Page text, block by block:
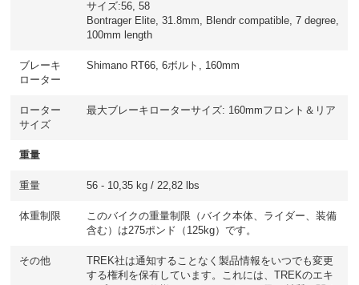
サイズ:56, 58
Bontrager Elite, 31.8mm, Blendr compatible, 7 degree,
100mm length
ブレーキ
ローター
Shimano RT66, 6ボルト, 160mm
ローター
サイズ
最大ブレーキローターサイズ: 160mmフロント＆リア
重量
重量 56 - 10,35 kg / 22,82 lbs
体重制限
このバイクの重量制限（バイク本体、ライダー、装備
含む）は275ポンド（125kg）です。
その他
TREK社は通知することなく製品情報をいつでも変更
する権利を保有しています。これには、TREKのエキ